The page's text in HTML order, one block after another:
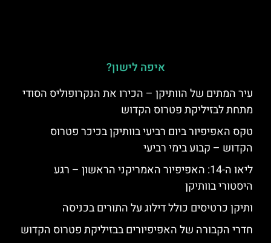
איפה לישון?
עיר המתים של הוותיקן – הכירו את הנקרופוליס הסודי
מתחת לבזיליקת פטרוס הקדוש
טקס האפיפיור ביום רביעי בוותיקן בכיכר פטרוס
הקדוש – קבוע בימי רביעי
ליאו ה-14: האפיפיור האמריקני הראשון – רגע
היסטורי בוותיקן
ותיקן כרטיסים כולל דילוג על התורים בכניסה
חדרי הקבורה של האפיפיורים בבזיליקת פטרוס הקדוש